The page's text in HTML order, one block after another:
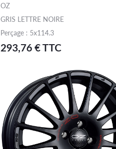
OZ
GRIS LETTRE NOIRE
Perçage : 5x114.3
293,76 € TTC